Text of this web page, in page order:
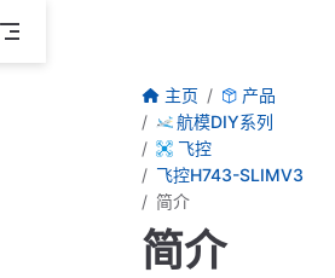
主页
产品
航模DIY系列
飞控
飞控H743-SLIMV3
简介
简介